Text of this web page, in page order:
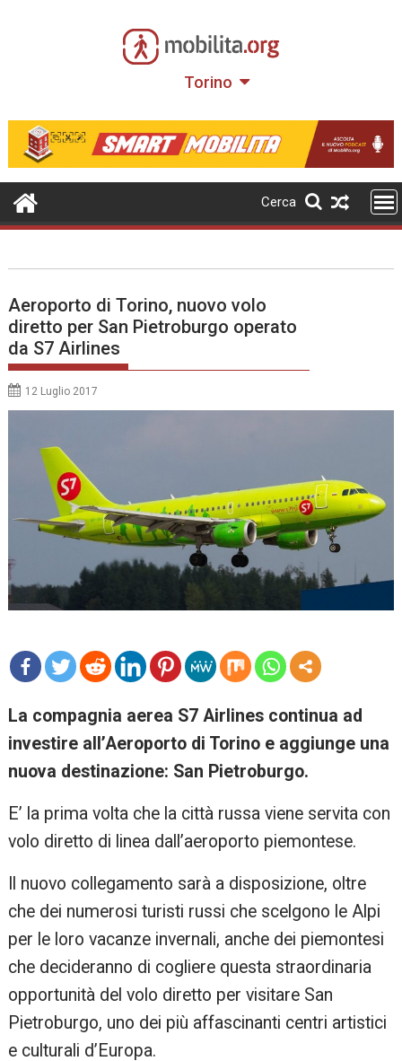
Torino
Cerca
Aeroporto di Torino, nuovo volo
diretto per San Pietroburgo operato
da S7 Airlines
12 Luglio 2017
re
La compagnia aerea S7 Airlines continua ad
investire all’Aeroporto di Torino e aggiunge una
nuova destinazione: San Pietroburgo.
E’ la prima volta che la città russa viene servita con
volo diretto di linea dall’aeroporto piemontese.
Il nuovo collegamento sarà a disposizione, oltre
che dei numerosi turisti russi che scelgono le Alpi
per le loro vacanze invernali, anche dei piemontesi
che decideranno di cogliere questa straordinaria
opportunità del volo diretto per visitare San
Pietroburgo, uno dei più affascinanti centri artistici
e culturali d’Europa.